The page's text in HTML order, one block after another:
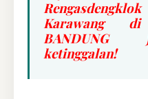
Karawang
BANDUNG
ketinggalan!